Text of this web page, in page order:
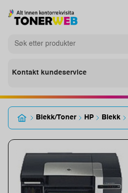
Kontakt kundeservice
Blekk/Toner HP Blekk